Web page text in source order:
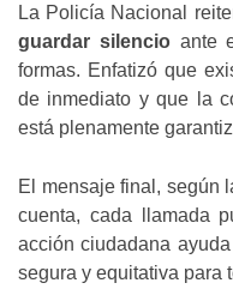
La Policía Nacional
guardar silencioante
formas. Enfatizó que
de inmediato y que la
está plenamente
El mensaje final, según
cuenta, cada llamada
acción ciudadana
segura y equitativa para